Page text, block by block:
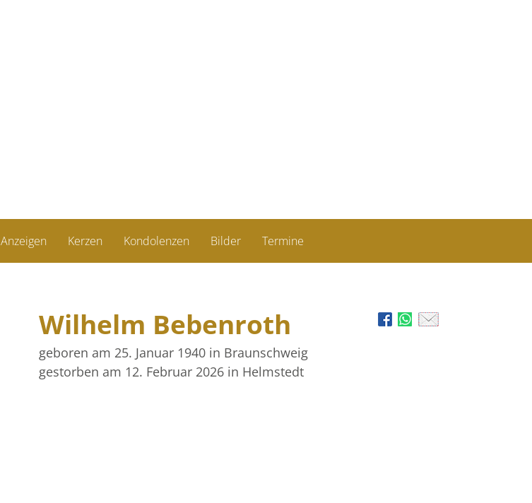
Anzeigen Kerzen Kondolenzen Bilder Termine
Wilhelm Bebenroth
geboren am 25. Januar 1940 in Braunschweig
gestorben am 12. Februar 2026 in Helmstedt